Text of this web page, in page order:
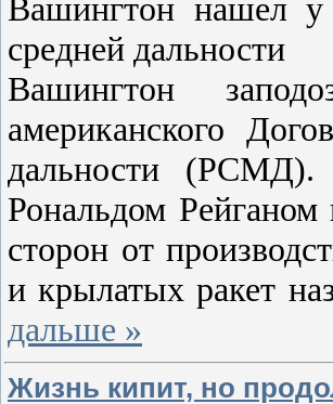
Вашингтон нашел у
средней дальности
Вашингтон
американского
дальности
Рональдом
сторон от
и крылатых ракет
дальше »
Жизнь кипит, но